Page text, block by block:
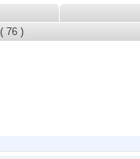
( 76 )